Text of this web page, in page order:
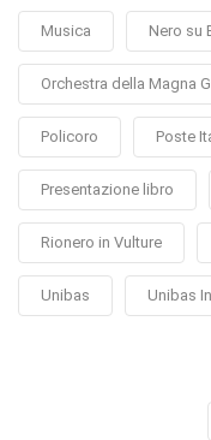
Musica Nero su
Orchestra della Magna
Policoro Poste
Presentazione libro
Rionero in Vulture
Unibas Unibas